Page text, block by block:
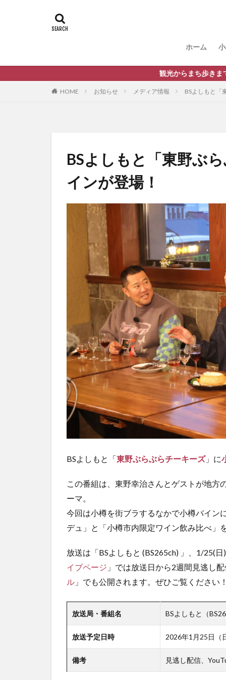
ホーム
観光からまち歩きまで、バスに乗っ
HOME お知らせ メディア情報 BSよしもと「
BSよしもと「東野ぶ
インが登場！
BSよしもと「東野ぶらぶらチーキーズ」に
この番組は、東野幸治さんとゲストが地方
ーマ。
今回は小樽を街ブラするなかで小樽バイン
デュ」と「小樽市内限定ワイン飲み比べ」
放送は「BSよしもと (BS265ch) 」、1/25(
イブページ 」では放送日から2週間見逃し
ル 」でも公開されます。ぜひご覧ください
放送局・番組名 BSよしもと（
放送予定日時 2026年1月25日（
備考 見逃し配信、